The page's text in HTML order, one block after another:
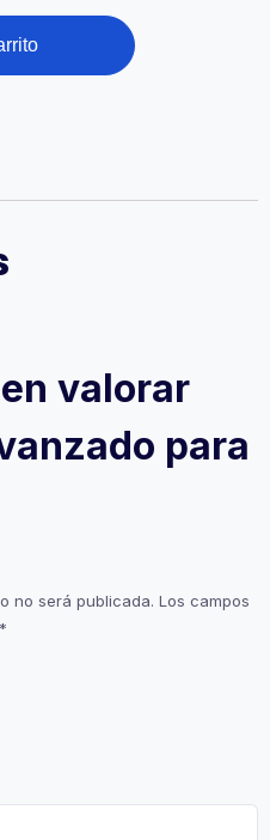
valorar
para
no será publicada. Los campos
*